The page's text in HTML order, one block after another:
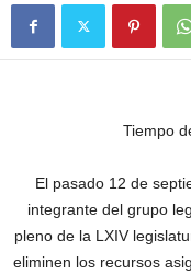
Tiempo
El pasado 12 de
integrante del grupo
pleno de la LXIV
eliminen los recursos